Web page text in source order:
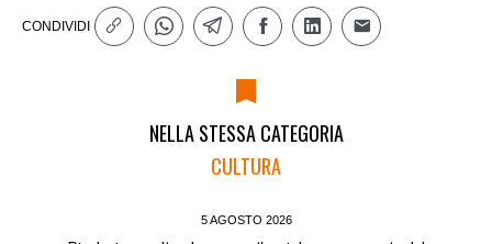
CONDIVIDI
NELLA STESSA CATEGORIA
CULTURA
5 AGOSTO 2026